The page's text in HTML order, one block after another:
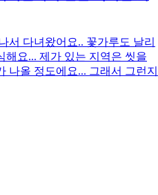
서 다녀왔어요.. 꽃가루도 날리
해요... 제가 있는 지역은 씻을
나올 정도에요... 그래서 그런지